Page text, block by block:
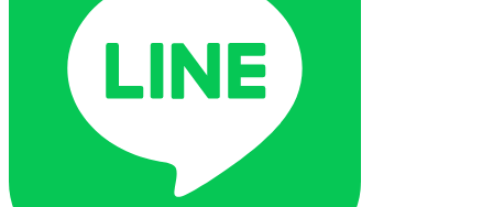
トピックス
ご予約・お問い合わせ
ブライダルフェア
ブライダルフェア一覧
ブライダルフェアの基礎知識